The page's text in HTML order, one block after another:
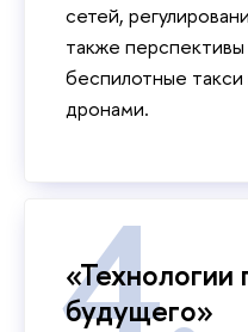
сетей,
также
беспилотные такси
дронами.
«Технологии
будущего»